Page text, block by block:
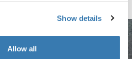
Show details
Allow all